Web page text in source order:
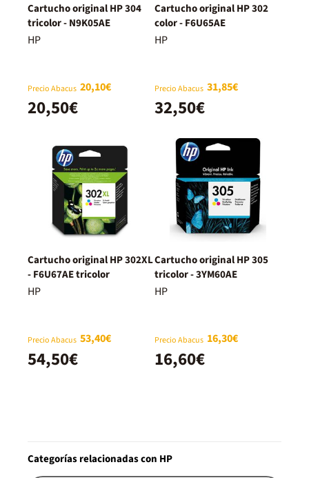
Cartucho original HP 304
tricolor - N9K05AE
HP
Precio Abacus 20,10€
20,50€
Cartucho original HP 302
color - F6U65AE
HP
Precio Abacus 31,85€
32,50€
Cartucho original HP 302XL
- F6U67AE tricolor
HP
Precio Abacus 53,40€
54,50€
Cartucho original HP 305
tricolor - 3YM60AE
HP
Precio Abacus 16,30€
16,60€
Categorías relacionadas con HP